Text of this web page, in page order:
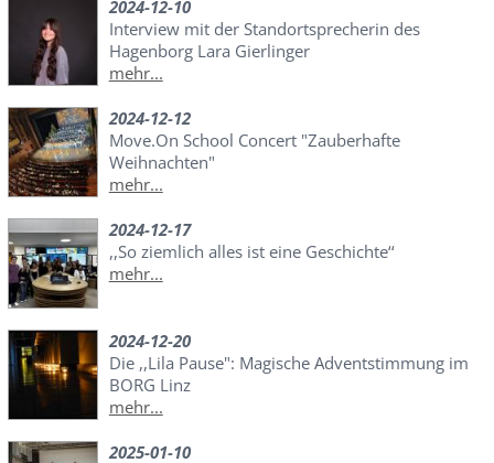
2024-12-10
Interview mit der Standortsprecherin des
Hagenborg Lara Gierlinger
mehr...
2024-12-12
Move.On School Concert "Zauberhafte
Weihnachten"
mehr...
2024-12-17
,,So ziemlich alles ist eine Geschichte‘‘
mehr...
2024-12-20
Die ,,Lila Pause": Magische Adventstimmung im
BORG Linz
mehr...
2025-01-10